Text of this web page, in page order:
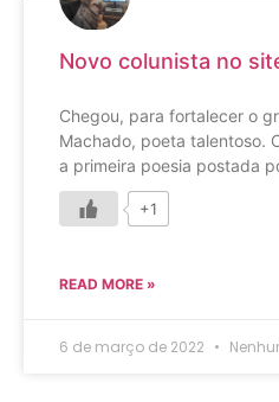
Novo colunista no
Chegou, para fortalecer o
Machado, poeta talentoso.
a primeira poesia postada
+1
READ MORE »
6 de março de 2022